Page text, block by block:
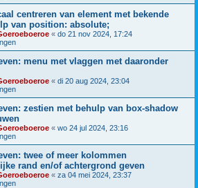
centreren van element met bekende
van position: absolute;
« do 21 nov 2024, 17:24
menu met vlaggen met daaronder
« di 20 aug 2024, 23:04
zestien met behulp van box-shadow
« wo 24 jul 2024, 23:16
twee of meer kolommen
rand en/of achtergrond geven
« za 04 mei 2024, 23:37